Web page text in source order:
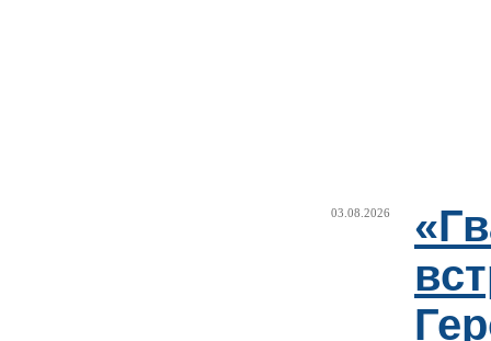
03.08.2026